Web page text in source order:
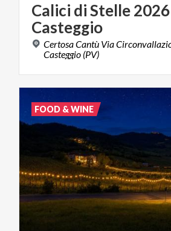
Calici diStelle2026
Casteggio
Certosa Cantù Via
Casteggio (PV)
FOOD & WINE